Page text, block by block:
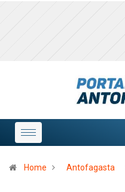
Home Antofagasta